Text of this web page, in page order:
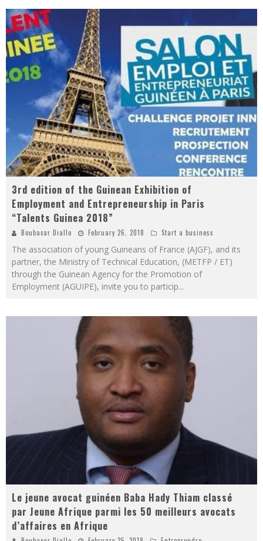
3rd edition of the Guinean Exhibition of
Employment and Entrepreneurship in Paris
“Talents Guinea 2018”
Boubacar Diallo February 26, 2018 Start a business
The association of young Guineans of France (AJGF), and its
partner, the Ministry of Technical Education, (METFP / ET)
through the Guinean Agency for the Promotion of
Employment (AGUIPE), invite you to particip...
Le jeune avocat guinéen Baba Hady Thiam classé
par Jeune Afrique parmi les 50 meilleurs avocats
d’affaires en Afrique